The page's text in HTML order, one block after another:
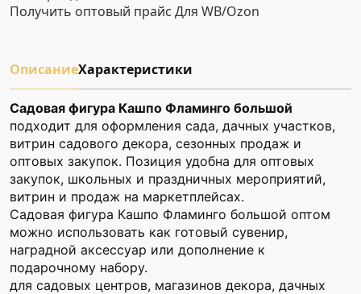
Получить оптовый прайс Для WB/Ozon
ОписаниеХарактеристики
Садовая фигура Кашпо Фламинго большой
подходит для оформления сада, дачных участков,
витрин садового декора, сезонных продаж и
оптовых закупок. Позиция удобна для оптовых
закупок, школьных и праздничных мероприятий,
витрин и продаж на маркетплейсах.
Садовая фигура Кашпо Фламинго большой оптом
можно использовать как готовый сувенир,
наградной аксессуар или дополнение к
подарочному набору.
для садовых центров, магазинов декора, дачных